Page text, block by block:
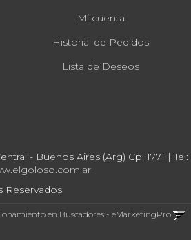
Mi cuenta
Historial de Pedidos
Lista de Deseos
- Buenos Aires (Arg) Cp: 1771 | Tel:
Reservados
en Buscadores - eMarketingPro